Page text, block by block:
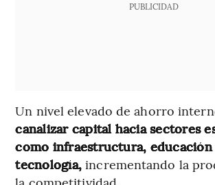
PUBLICIDAD
Un nivel elevado de ahorro
canalizar capital hacia sectores
como infraestructura,
tecnología,incrementando la